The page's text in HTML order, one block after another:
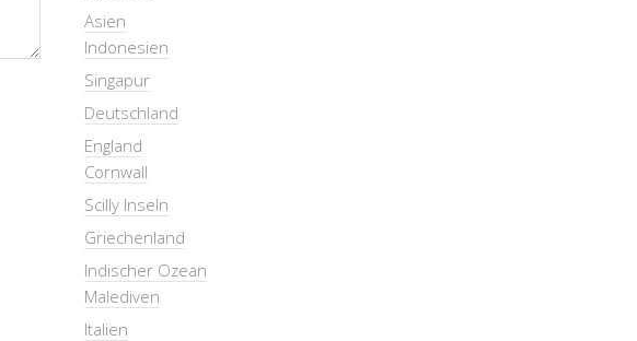
Asien
Indonesien
Singapur
Deutschland
England
Cornwall
Scilly Inseln
Griechenland
Indischer Ozean
Malediven
Italien